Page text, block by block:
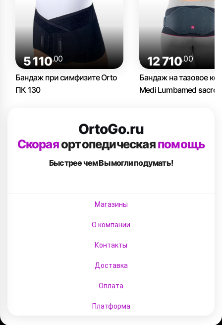
5 110.00
Бандаж при симфизите Orto
ПК 130
12 710.00
Бандаж на тазовое
Medi Lumbamed sacro
OrtoGo.ru
Скораяортопедическаяпомощь
Быстрее чем Вымогли подумать!
Магазины
О компании
Контакты
Доставка
Оплата
Платформа